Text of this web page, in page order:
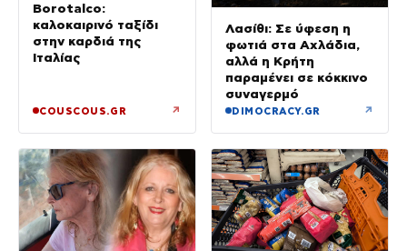
Borotalco:
καλοκαιρινό ταξίδι
στην καρδιά της
Ιταλίας
COUSCOUS.GR ↗
Λασίθι: Σε ύφεση η
φωτιά στα Αχλάδια,
αλλά η Κρήτη
παραμένει σε κόκκινο
συναγερμό
DIMOCRACY.GR ↗